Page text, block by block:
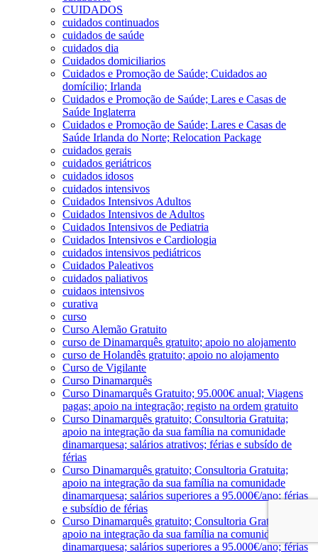
CUIDADOS
cuidados continuados
cuidados de saúde
cuidados dia
Cuidados domiciliarios
Cuidados e Promoção de Saúde; Cuidados ao
domícilio; Irlanda
Cuidados e Promoção de Saúde; Lares e Casas de
Saúde Inglaterra
Cuidados e Promoção de Saúde; Lares e Casas de
Saúde Irlanda do Norte; Relocation Package
cuidados gerais
cuidados geriátricos
cuidados idosos
cuidados intensivos
Cuidados Intensivos Adultos
Cuidados Intensivos de Adultos
Cuidados Intensivos de Pediatria
Cuidados Intensivos e Cardiologia
cuidados intensivos pediátricos
Cuidados Paleativos
cuidados paliativos
cuidaos intensivos
curativa
curso
Curso Alemão Gratuito
curso de Dinamarquês gratuito; apoio no alojamento
curso de Holandês gratuito; apoio no alojamento
Curso de Vigilante
Curso Dinamarquês
Curso Dinamarquês Gratuito; 95.000€ anual; Viagens
pagas; apoio na integração; registo na ordem gratuito
Curso Dinamarquês gratuito; Consultoria Gratuita;
apoio na integração da sua família na comunidade
dinamarquesa; salários atrativos; férias e subsído de
férias
Curso Dinamarquês gratuito; Consultoria Gratuita;
apoio na integração da sua família na comunidade
dinamarquesa; salários superiores a 95.000€/ano; férias
e subsídio de férias
Curso Dinamarquês gratuito; Consultoria Gratuita;
apoio na integração da sua família na comunidade
dinamarquesa; salários superiores a 95.000€/ano; férias